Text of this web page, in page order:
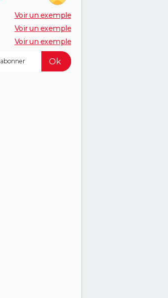
Voir un exemple
Voir un exemple
Voir un exemple